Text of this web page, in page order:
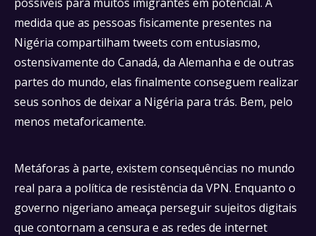
medida que as pessoas fisicamente presentes na
Nigéria compartilham tweets com entusiasmo,
ostensivamente do Canadá, da Alemanha e de outras
partes do mundo, elas finalmente conseguem realizar
seus sonhos de deixar a Nigéria para trás. Bem, pelo
menos metaforicamente.
Metáforas à parte, existem consequências no mundo
real para a política de resistência da VPN. Enquanto o
governo nigeriano ameaça perseguir sujeitos digitais
que contornam a censura e as redes de internet